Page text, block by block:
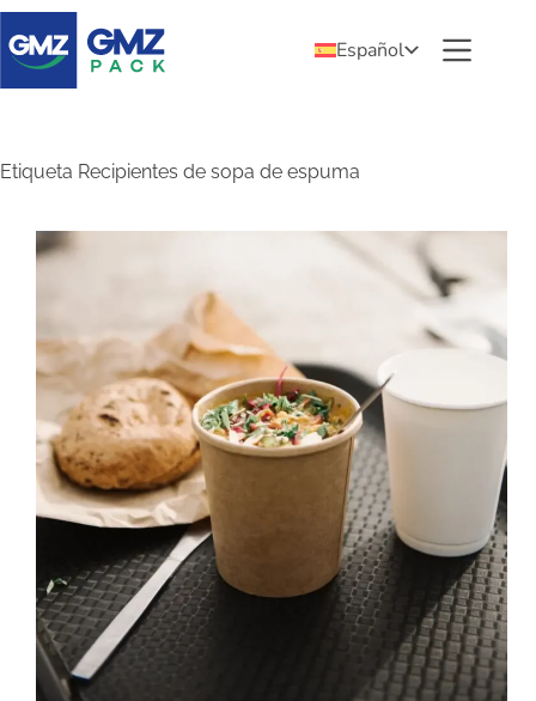
Español
Etiqueta Recipientes de sopa de espuma